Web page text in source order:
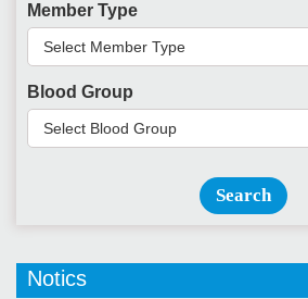
Member Type
Blood Group
Search
Notics